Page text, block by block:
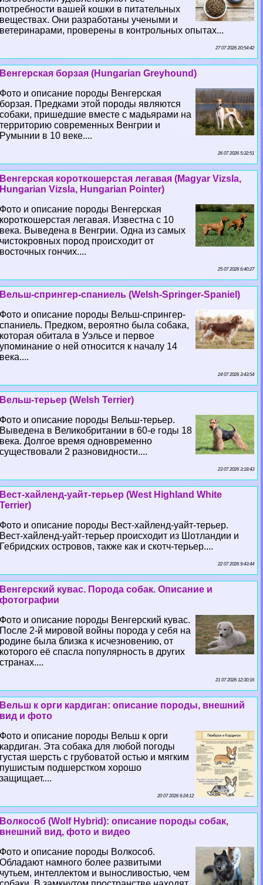
потребности вашей кошки в питательных
веществах. Они разработаны учеными и
ветеринарами, проверены в контрольных опытах...
27 07 2026 20:54:42
Венгерская борзая (Hungarian Greyhound)
Фото и описание породы Венгерская
борзая. Предками этой породы являются
собаки, пришедшие вместе с мадьярами на
территорию современных Венгрии и
Румынии в 10 веке....
26 07 2026 5:32:51
Венгерская короткошерстая легавая (Magyar Vizsla,
Hungarian Vizsla, Hungarian Pointer)
Фото и описание породы Венгерская
короткошерстая легавая. Известна с 10
века. Выведена в Венгрии. Одна из самых
чистокровных пород происходит от
восточных гончих....
25 07 2026 6:40:27
Вельш-спрингер-спаниель (Welsh-Springer-Spaniel)
Фото и описание породы Вельш-спрингер-
спаниель. Предком, вероятно была собака,
которая обитала в Уэльсе и первое
упоминание о ней относится к началу 14
века....
24 07 2026 3:43:54
Вельш-терьер (Welsh Terrier)
Фото и описание породы Вельш-терьер.
Выведена в Великобритании в 60-е годы 18
века. Долгое время одновременно
существовали 2 разновидности....
23 07 2026 3:18:43
Вест-хайленд-уайт-терьер (West Highland White
Terrier)
Фото и описание породы Вест-хайленд-уайт-терьер.
Вест-хайленд-уайт-терьер происходит из Шотландии и
Гебридских островов, также как и скотч-терьер....
22 07 2026 9:43:44
Венгерский кувас. Порода собак. Описание и
фотографии
Фото и описание породы Венгерский кувас.
После 2-й мировой войны порода у себя на
родине была близка к исчезновению, от
которого её спасла популярность в других
странах....
21 07 2026 12:30:16
Вельш к opги кардиган: описание породы, внешний
вид и фото
Фото и описание породы Вельш к opги
кардиган. Эта собака для любой погоды
густая шерсть с грубоватой остью и мягким
пушистым подшерстком хорошо
защищает....
20 07 2026 6:24:12
Волкособ (Wolf Hybrid): описание породы собак,
внешний вид, фото и видео
Фото и описание породы Волкособ.
Обладают намного более развитыми
чутьем, интеллектом и выносливостью, чем